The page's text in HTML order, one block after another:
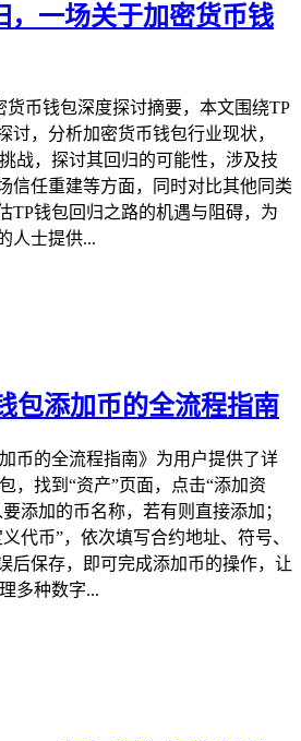
，一场关于加密货币钱
货币钱包深度探讨摘要，本文围绕TP
讨，分析加密货币钱包行业现状，
战，探讨其回归的可能性，涉及技
信任重建等方面，同时对比其他同类
TP钱包回归之路的机遇与阻碍，为
人士提供...
包添加币的全流程指南
币的全流程指南》为用户提供了详
，找到“资产”页面，点击“添加资
添加的币名称，若有则直接添加；
代币”，依次填写合约地址、符号、
后保存，即可完成添加币的操作，让
多种数字...